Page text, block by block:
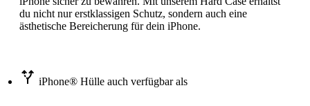
du nicht nur erstklassigen Schutz, sondern auch eine
ästhetische Bereicherung für dein iPhone.
iPhone® Hülle auch verfügbar als